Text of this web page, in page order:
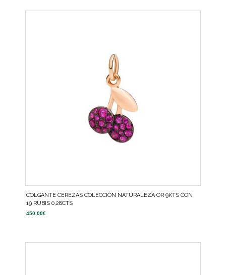
COLGANTE CEREZAS COLECCIÓN NATURALEZA OR 9KTS CON
19 RUBIS 0,28CTS
450,00€